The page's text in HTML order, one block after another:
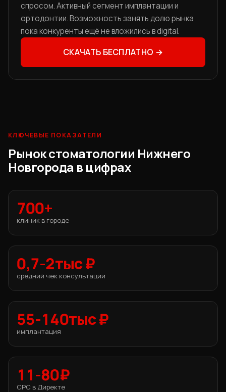
спросом. Активный сегмент имплантации и
ортодонтии. Возможность занять долю рынка
пока конкуренты ещё не вложились в digital.
СКАЧАТЬ БЕСПЛАТНО →
КЛЮЧЕВЫЕ ПОКАЗАТЕЛИ
Рынок стоматологии Нижнего
Новгорода в цифрах
700+
клиник в городе
0,7-2тыс ₽
средний чек консультации
55-140тыс ₽
имплантация
11-80₽
CPC в Директе